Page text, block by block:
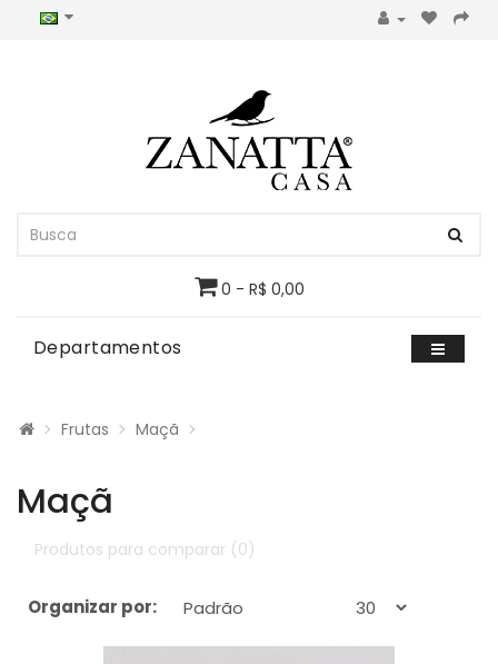
0 - R$ 0,00
Departamentos
Frutas Maçã
Maçã
Produtos para comparar (0)
Organizar por: